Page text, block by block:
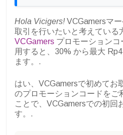
Hola Vicigers!VCGamersマ
取引を行いたいと考えている
VCGamers プロモーション
用すると、30% から最大
ます。.
はい、VCGamersで初めてお
のプロモーションコードをご
ことで、VCGamersでの初回
す。.